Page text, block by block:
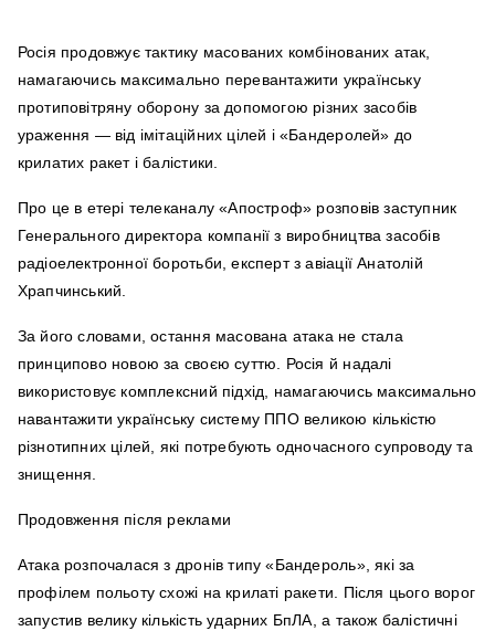
Росія продовжує тактику масованих комбінованих атак,
намагаючись максимально перевантажити українську
протиповітряну оборону за допомогою різних засобів
ураження — від імітаційних цілей і «Бандеролей» до
крилатих ракет і балістики.
Про це в етері телеканалу «Апостроф» розповів заступник
Генерального директора компанії з виробництва засобів
радіоелектронної боротьби, експерт з авіації Анатолій
Храпчинський.
За його словами, остання масована атака не стала
принципово новою за своєю суттю. Росія й надалі
використовує комплексний підхід, намагаючись максимально
навантажити українську систему ППО великою кількістю
різнотипних цілей, які потребують одночасного супроводу та
знищення.
Продовження після реклами
Атака розпочалася з дронів типу «Бандероль», які за
профілем польоту схожі на крилаті ракети. Після цього ворог
запустив велику кількість ударних БпЛА, а також балістичні